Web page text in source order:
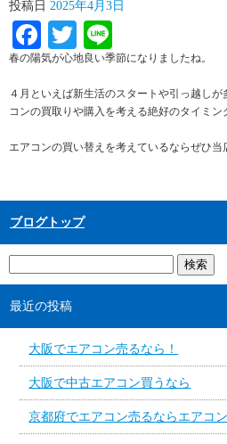
投稿日 2025年4月3日
Facebook
Twitter
春の陽気が心地良い季節になりましたね。
４月といえば新生活のスタートや引っ越し
コンの買取りや購入を考える絶好のタイミン
エアコンの買い替えを考えているならぜひ当
ブログトップ
最近の投稿
大阪でエアコン売るなら！
大阪で中古エアコン買うなら
京都府でエアコン売るならエアコ